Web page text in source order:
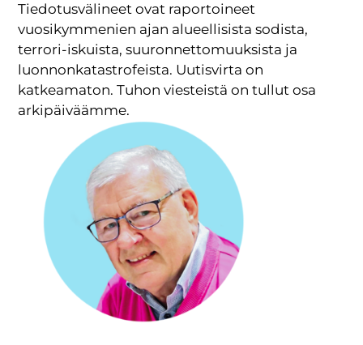
Tiedotusvälineet ovat raportoineet
vuosikymmenien ajan alueellisista sodista,
terrori-iskuista, suuronnettomuuksista ja
luonnonkatastrofeista. Uutisvirta on
katkeamaton. Tuhon viesteistä on tullut osa
arkipäiväämme.